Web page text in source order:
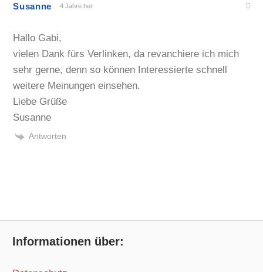
Susanne 4 Jahre her
Hallo Gabi,
vielen Dank fürs Verlinken, da revanchiere ich mich
sehr gerne, denn so können Interessierte schnell
weitere Meinungen einsehen.
Liebe Grüße
Susanne
Antworten
Informationen über: